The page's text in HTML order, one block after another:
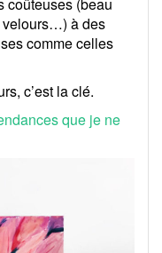
coûteuses (beau
velours…) à des
comme celles
c’est la clé.
que je ne